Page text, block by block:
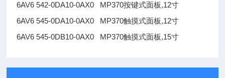
6AV6 542-0DA10-0AX0 MP370按键式面板,12寸
6AV6 545-0DA10-0AX0 MP370触摸式面板,12寸
6AV6 545-0DB10-0AX0 MP370触摸式面板,15寸